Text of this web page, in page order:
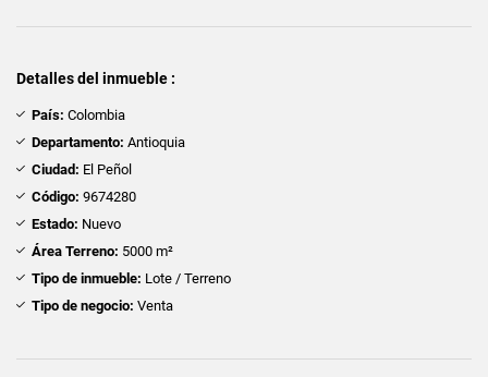
Detalles del inmueble :
País: Colombia
Departamento: Antioquia
Ciudad: El Peñol
Código: 9674280
Estado: Nuevo
Área Terreno: 5000 m²
Tipo de inmueble: Lote / Terreno
Tipo de negocio: Venta